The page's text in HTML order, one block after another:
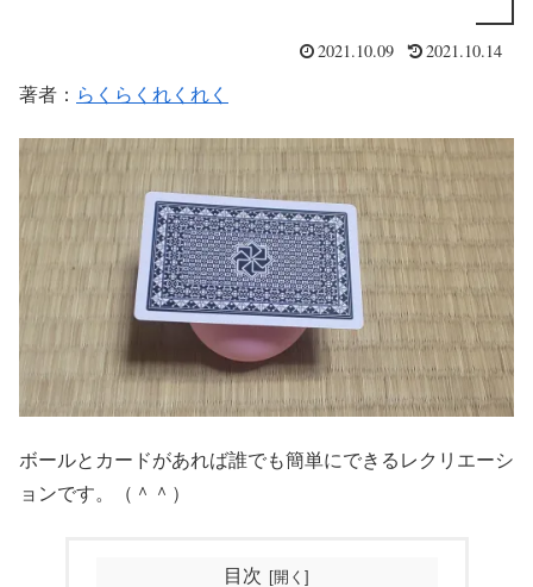
2021.10.09 2021.10.14
著者： らくらくれくれく
ボールとカードがあれば誰でも簡単にできるレクリエーシ
ョンです。（＾＾）
目次